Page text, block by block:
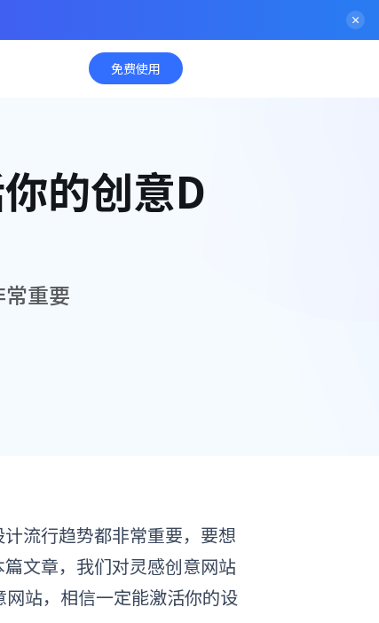
免费使用
的创意D
重要
流行趋势都非常重要，要想
文章，我们对灵感创意网站
网站，相信一定能激活你的设